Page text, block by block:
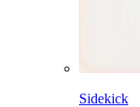
Sidekick